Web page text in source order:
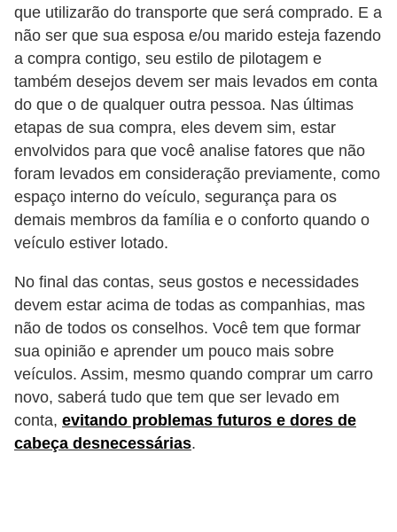
que utilizarão do transporte que será comprado. E a
não ser que sua esposa e/ou marido esteja fazendo
a compra contigo, seu estilo de pilotagem e
também desejos devem ser mais levados em conta
do que o de qualquer outra pessoa. Nas últimas
etapas de sua compra, eles devem sim, estar
envolvidos para que você analise fatores que não
foram levados em consideração previamente, como
espaço interno do veículo, segurança para os
demais membros da família e o conforto quando o
veículo estiver lotado.
No final das contas, seus gostos e necessidades
devem estar acima de todas as companhias, mas
não de todos os conselhos. Você tem que formar
sua opinião e aprender um pouco mais sobre
veículos. Assim, mesmo quando comprar um carro
novo, saberá tudo que tem que ser levado em
conta, evitando problemas futuros e dores de
cabeça desnecessárias.
a
s
L
e
i
s
e
t
r
â
n
s
i
t
o
M